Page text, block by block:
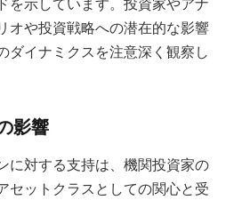
オや投資戦略への潜在的な影響
ダイナミクスを注意深く観察し
影響
に対する支持は、機関投資家の
セットクラスとしての関心と受